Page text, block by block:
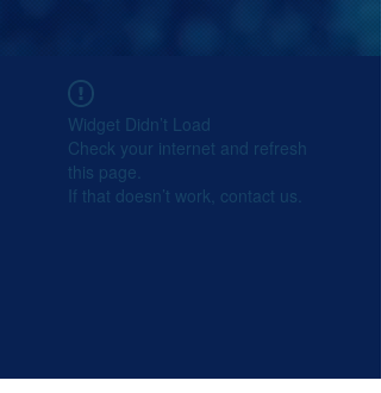
Widget Didn’t Load
Check your internet and refresh
this page.
If that doesn’t work, contact us.